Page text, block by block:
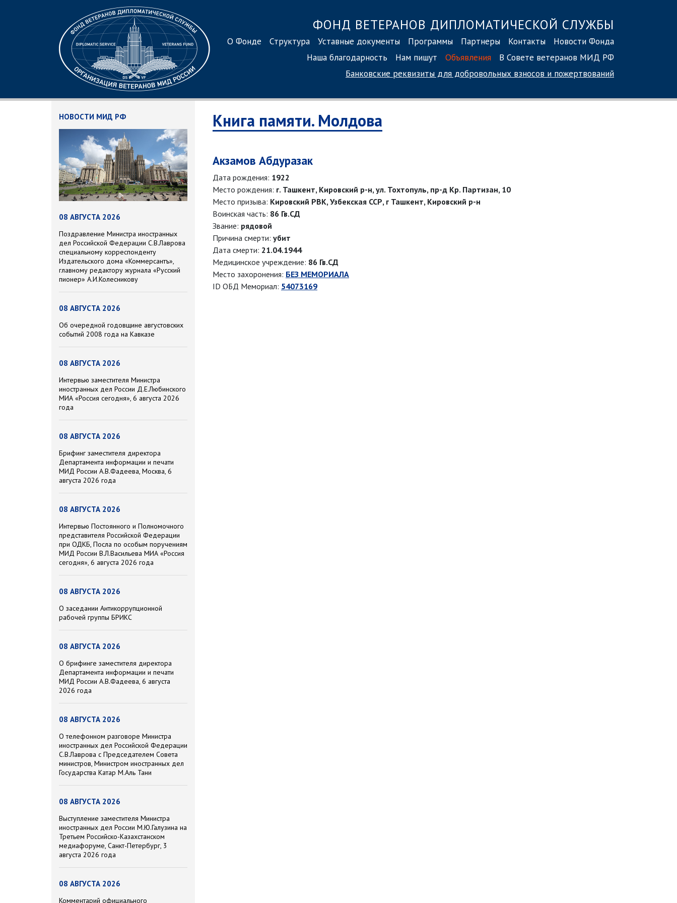
ФОНД ВЕТЕРАНОВ ДИПЛОМАТИЧЕСКОЙ СЛУЖБЫ
О Фонде Структура Уставные документы Программы Партнеры Контакты
Новости Фонда
Наша благодарность
Нам пишут Объявления
В Совете ветеранов МИД РФ
Банковские реквизиты для добровольных взносов и пожертвований
НОВОСТИ МИД РФ
08 АВГУСТА 2026
Поздравление Министра иностранных
дел Российской Федерации С.В.Лаврова
специальному корреспонденту
Издательского дома «Коммерсантъ»,
главному редактору журнала «Русский
пионер» А.И.Колесникову
08 АВГУСТА 2026
Об очередной годовщине августовских
событий 2008 года на Кавказе
08 АВГУСТА 2026
Интервью заместителя Министра
иностранных дел России Д.Е.Любинского
МИА «Россия сегодня», 6 августа 2026
года
08 АВГУСТА 2026
Брифинг заместителя директора
Департамента информации и печати
МИД России А.В.Фадеева, Москва, 6
августа 2026 года
08 АВГУСТА 2026
Интервью Постоянного и Полномочного
представителя Российской Федерации
при ОДКБ, Посла по особым поручениям
МИД России В.Л.Васильева МИА «Россия
сегодня», 6 августа 2026 года
08 АВГУСТА 2026
О заседании Антикоррупционной
рабочей группы БРИКС
08 АВГУСТА 2026
О брифинге заместителя директора
Департамента информации и печати
МИД России А.В.Фадеева, 6 августа
2026 года
08 АВГУСТА 2026
О телефонном разговоре Министра
иностранных дел Российской Федерации
С.В.Лаврова с Председателем Совета
министров, Министром иностранных дел
Государства Катар М.Аль Тани
08 АВГУСТА 2026
Выступление заместителя Министра
иностранных дел России М.Ю.Галузина на
Третьем Российско-Казахстанском
медиафоруме, Санкт-Петербург, 3
августа 2026 года
08 АВГУСТА 2026
Комментарий официального
Книга памяти. Молдова
Акзамов Абдуразак
Дата рождения: 1922
Место рождения: г. Ташкент, Кировский р-н, ул. Тохтопуль, пр-д Кр. Партизан, 10
Место призыва: Кировский РВК, Узбекская ССР, г Ташкент, Кировский р-н
Воинская часть: 86 Гв.СД
Звание: рядовой
Причина смерти: убит
Дата смерти: 21.04.1944
Медицинское учреждение: 86 Гв.СД
Место захоронения: БЕЗ МЕМОРИАЛА
ID ОБД Мемориал: 54073169